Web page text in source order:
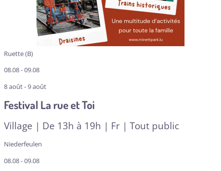
Ruette (B)
08.08 - 09.08
8 août - 9 août
Festival La rue et Toi
Village | De 13h à 19h | Fr | Tout public
Niederfeulen
08.08 - 09.08